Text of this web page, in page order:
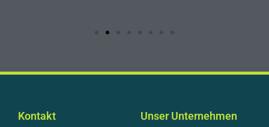
Kontakt Unser Unternehmen